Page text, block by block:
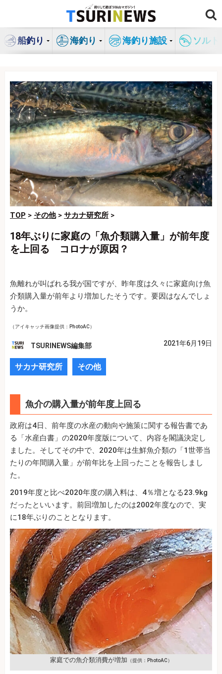
ン
船釣り 海釣り 海釣り施設 ソル
TOP > その他> サカナ研究所 >
18年ぶりに家庭の「魚介類購入量」が前年度
を上回る コロナが原因？
魚離れが叫ばれる我が国ですが、昨年度は久々に家庭向け魚
介類購入量が前年より増加したそうです。要因はなんでしょ
うか。
（アイキャッチ画像提供：PhotoAC）
TSURINEWS編集部 2021年6月19日
サカナ研究所 その他
魚介の購入量が前年度上回る
政府は4日、前年度の水産の動向や施策に関する報告書であ
る「水産白書」の2020年度版について、内容を閣議決定し
ました。そしてその中で、2020年は生鮮魚介類の「1世帯当
たりの年間購入量」が前年比を上回ったことを報告しまし
た。
2019年度と比べ2020年度の購入料は、4％増となる23.9kg
だったといいます。前回増加したのは2002年度なので、実
に18年ぶりのこととなります。
家庭での魚介類消費が増加 （提供：PhotoAC）